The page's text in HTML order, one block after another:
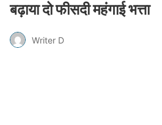
बढ़ाया दो फीसदी महंगाई भत्ता
Writer D